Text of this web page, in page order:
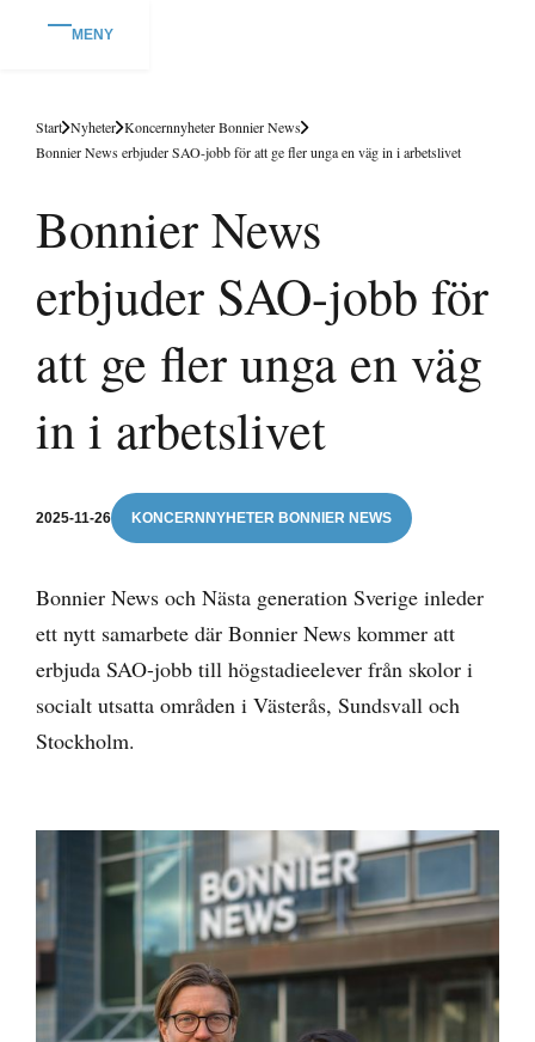
MENY
Start Nyheter Koncernnyheter Bonnier News
Bonnier News erbjuder SAO-jobb för att ge fler unga en väg in i arbetslivet
Bonnier News
erbjuder SAO-jobb för
att ge fler unga en väg
in i arbetslivet
2025-11-26 KONCERNNYHETER BONNIER NEWS
Bonnier News och Nästa generation Sverige inleder
ett nytt samarbete där Bonnier News kommer att
erbjuda SAO-jobb till högstadieelever från skolor i
socialt utsatta områden i Västerås, Sundsvall och
Stockholm.